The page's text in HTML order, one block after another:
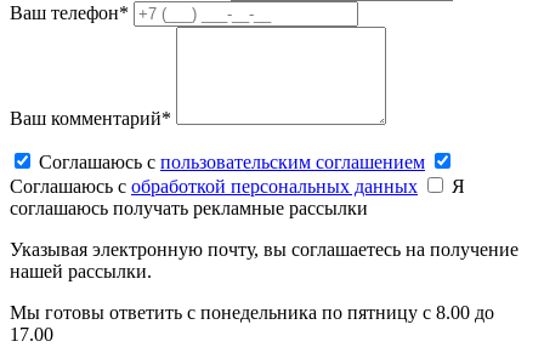
Ваш телефон*
Ваш комментарий*
Соглашаюсь c пользовательским соглашением
Соглашаюсь c обработкой персональных данных
Я
соглашаюсь получать рекламные рассылки
Указывая электронную почту, вы соглашаетесь на получение
нашей рассылки.
Мы готовы ответить с понедельника по пятницу с 8.00 до
17.00